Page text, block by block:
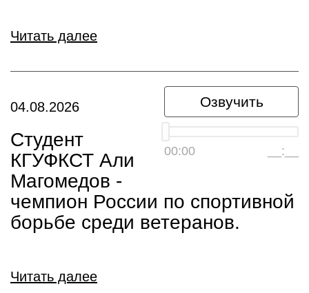
Читать далее
Озвучить
00:00 __:__
04.08.2026
Студент
КГУФКСТ Али
Магомедов -
чемпион России по спортивной
борьбе среди ветеранов.
Читать далее